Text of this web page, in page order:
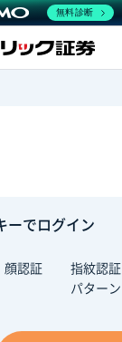
ーでログイン
顔認証 指紋認証
パターン
無料診断